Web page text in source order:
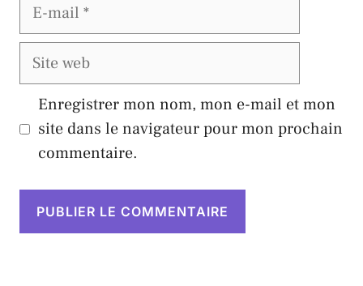
Site
Enregistrer mon nom, mon e-mail et mon
site dans le navigateur pour mon prochain
commentaire.